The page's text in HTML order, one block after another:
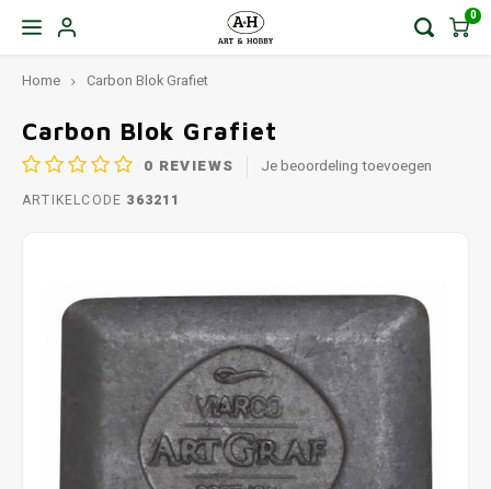
0
Home Carbon Blok Grafiet
Carbon Blok Grafiet
0 REVIEWS Je beoordeling toevoegen
ARTIKELCODE 363211